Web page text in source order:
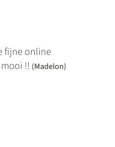
fijne online
!! (Madelon)